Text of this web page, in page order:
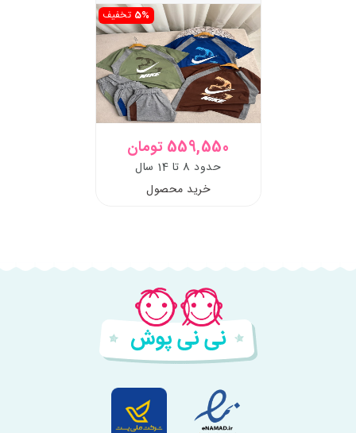
5% تخفیف
559,550 تومان
حدود 8 تا 14 سال
خرید محصول